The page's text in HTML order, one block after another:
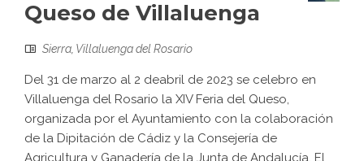
Queso de Villaluenga
Sierra, Villaluenga del Rosario
Del 31 de marzo al 2 deabril de 2023 se celebro en
Villaluenga del Rosario la XIV Feria del Queso,
organizada por el Ayuntamiento con la colaboración
de la Dipitación de Cádiz y la Consejería de
Agricultura y Ganadería de la Junta de Andalucía. El